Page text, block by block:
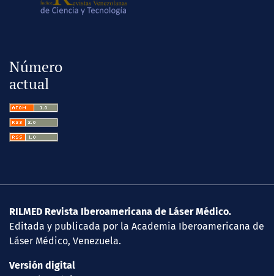
Número
actual
RILMED Revista Iberoamericana de Láser Médico.
Editada y publicada por la Academia Iberoamericana de
Láser Médico, Venezuela.
Versión digital